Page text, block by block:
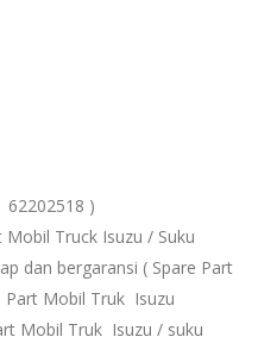
62202518 )
Truck Isuzu / Suku
dan bergaransi ( Spare Part
Part Mobil Truk Isuzu
Mobil Truk Isuzu / suku